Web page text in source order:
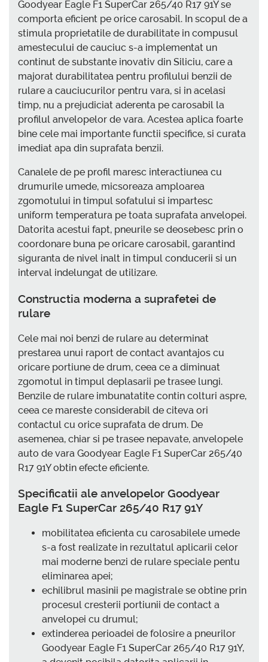
Goodyear Eagle F1 SuperCar 265/40 R17 91Y se
comporta eficient pe orice carosabil. In scopul de a
stimula proprietatile de durabilitate in compusul
amestecului de cauciuc s-a implementat un
continut de substante inovativ din Siliciu, care a
majorat durabilitatea pentru profilului benzii de
rulare a cauciucurilor pentru vara, si in acelasi
timp, nu a prejudiciat aderenta pe carosabil la
profilul anvelopelor de vara. Acestea aplica foarte
bine cele mai importante functii specifice, si curata
imediat apa din suprafata benzii.
Canalele de pe profil maresc interactiunea cu
drumurile umede, micsoreaza amploarea
zgomotului in timpul sofatului si impartesc
uniform temperatura pe toata suprafata anvelopei.
Datorita acestui fapt, pneurile se deosebesc prin o
coordonare buna pe oricare carosabil, garantind
siguranta de nivel inalt in timpul conducerii si un
interval indelungat de utilizare.
Constructia moderna a suprafetei de
rulare
Cele mai noi benzi de rulare au determinat
prestarea unui raport de contact avantajos cu
oricare portiune de drum, ceea ce a diminuat
zgomotul in timpul deplasarii pe trasee lungi.
Benzile de rulare imbunatatite contin colturi aspre,
ceea ce mareste considerabil de citeva ori
contactul cu orice suprafata de drum. De
asemenea, chiar si pe trasee nepavate, anvelopele
auto de vara Goodyear Eagle F1 SuperCar 265/40
R17 91Y obtin efecte eficiente.
Specificatii ale anvelopelor Goodyear
Eagle F1 SuperCar 265/40 R17 91Y
mobilitatea eficienta cu carosabilele umede
s-a fost realizate in rezultatul aplicarii celor
mai moderne benzi de rulare speciale pentu
eliminarea apei;
echilibrul masinii pe magistrale se obtine prin
procesul cresterii portiunii de contact a
anvelopei cu drumul;
extinderea perioadei de folosire a pneurilor
Goodyear Eagle F1 SuperCar 265/40 R17 91Y,